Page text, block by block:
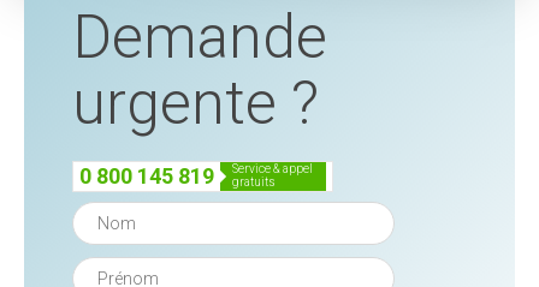
Demande
urgente ?
0 800 145 819
service & appel
gratuits